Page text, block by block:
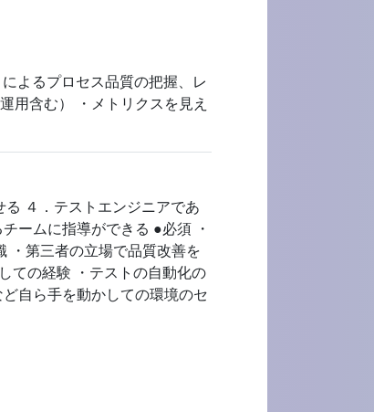
よるプロセス品質の把握、レ
用含む） ・メトリクスを見え
４．テストエンジニアであ
ームに指導ができる ●必須 ・
・第三者の立場で品質改善を
ての経験 ・テストの自動化の
自ら手を動かしての環境のセ